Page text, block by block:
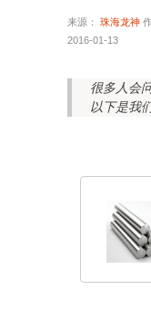
来源： 珠海龙神
2016-01-13
很多人会
以下是我